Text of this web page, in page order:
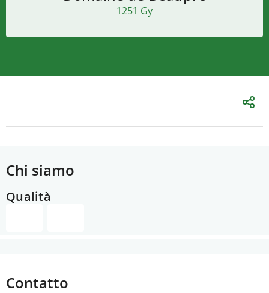
1251 Gy
Chi siamo
Qualità
Contatto